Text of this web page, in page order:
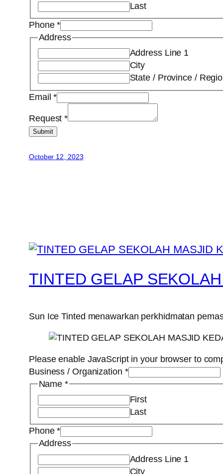
Last
Phone*
Address
Address Line 1
City
State / Province /
Email*
Request*
Submit
October 12, 2023
TINTED GELAP
Sun Ice Tinted menawarkan perkhidmatan
Please enable JavaScript in your browser to
Business / Organization *
Name *
First
Last
Phone*
Address
Address Line 1
City